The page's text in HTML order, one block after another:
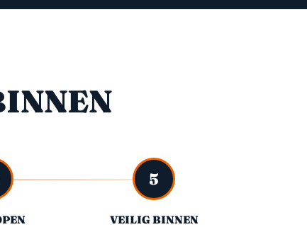
5
VEILIG BINNEN